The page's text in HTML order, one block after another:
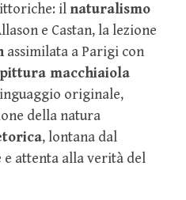
il naturalismo
e Castan, la lezione
assimilata a Parigi con
pittura macchiaiola
originale,
della natura
, lontana dal
attenta alla verità del